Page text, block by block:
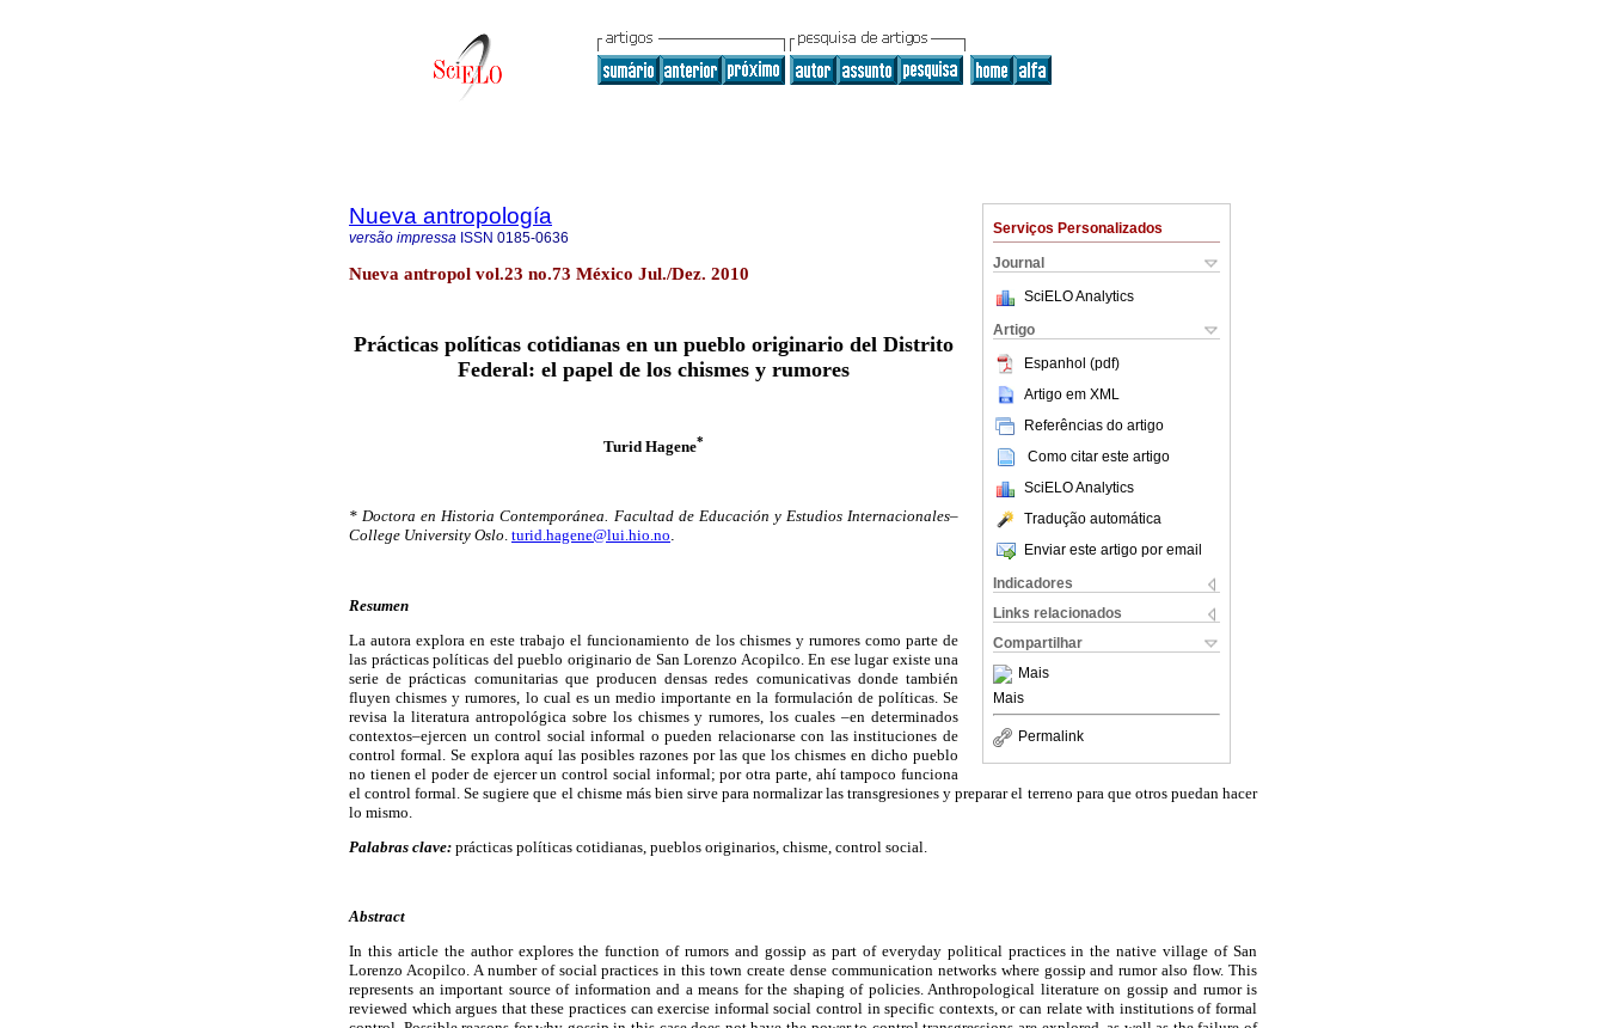
Serviços Personalizados
Journal
SciELO Analytics
Artigo
Espanhol (pdf)
Artigo em XML
Referências do artigo
Como citar este artigo
SciELO Analytics
Tradução automática
Enviar este artigo por email
Indicadores
Links relacionados
Compartilhar
Mais
Mais
Permalink
Nueva antropología
versão impressa ISSN 0185-0636
Nueva antropol vol.23 no.73 México Jul./Dez. 2010
Prácticas políticas cotidianas en un pueblo originario del Distrito
Federal: el papel de los chismes y rumores
Turid Hagene*
* Doctora en Historia Contemporánea. Facultad de Educación y Estudios Internacionales–
College University Oslo. turid.hagene@lui.hio.no.
Resumen
La autora explora en este trabajo el funcionamiento de los chismes y rumores como parte de
las prácticas políticas del pueblo originario de San Lorenzo Acopilco. En ese lugar existe una
serie de prácticas comunitarias que producen densas redes comunicativas donde también
fluyen chismes y rumores, lo cual es un medio importante en la formulación de políticas. Se
revisa la literatura antropológica sobre los chismes y rumores, los cuales –en determinados
contextos–ejercen un control social informal o pueden relacionarse con las instituciones de
control formal. Se explora aquí las posibles razones por las que los chismes en dicho pueblo
no tienen el poder de ejercer un control social informal; por otra parte, ahí tampoco funciona
el control formal. Se sugiere que el chisme más bien sirve para normalizar las transgresiones y preparar el terreno para que otros puedan hacer
lo mismo.
Palabras clave: prácticas políticas cotidianas, pueblos originarios, chisme, control social.
Abstract
In this article the author explores the function of rumors and gossip as part of everyday political practices in the native village of San
Lorenzo Acopilco. A number of social practices in this town create dense communication networks where gossip and rumor also flow. This
represents an important source of information and a means for the shaping of policies. Anthropological literature on gossip and rumor is
reviewed which argues that these practices can exercise informal social control in specific contexts, or can relate with institutions of formal